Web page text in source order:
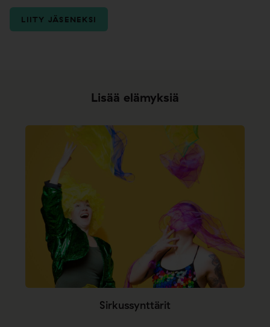
LIITY JÄSENEKSI
Lisää elämyksiä
Sirkussynttärit